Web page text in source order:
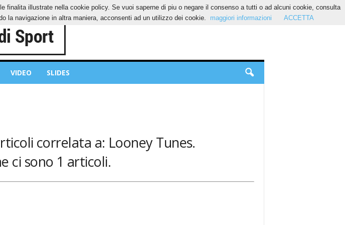
VIDEO SLIDES
correlata a: Looney Tunes.
ci sono 1 articoli.
illustrate nella cookie policy. Se vuoi saperne di piu o negare il consenso a tutti o ad alcuni cookie, consulta
la navigazione in altra maniera, acconsenti ad un utilizzo dei cookie.
maggiori informazioni ACCETTA